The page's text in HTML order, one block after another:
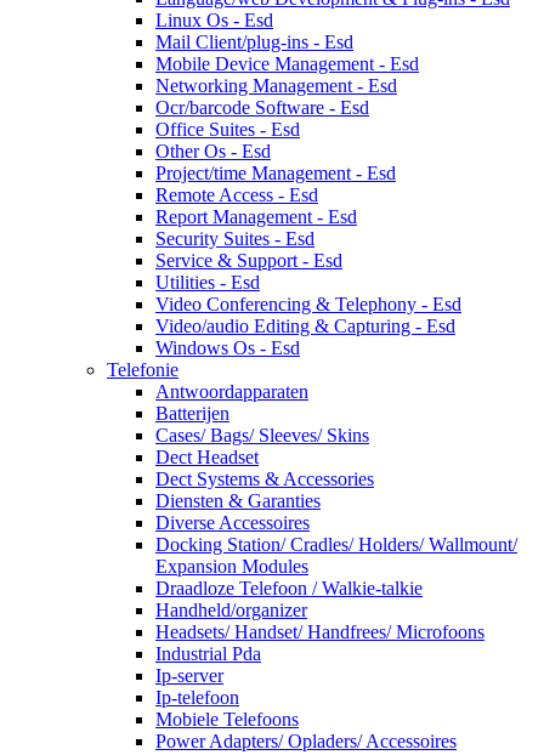
Linux Os - Esd
Mail Client/plug-ins - Esd
Mobile Device Management - Esd
Networking Management - Esd
Ocr/barcode Software - Esd
Office Suites - Esd
Other Os - Esd
Project/time Management - Esd
Remote Access - Esd
Report Management - Esd
Security Suites - Esd
Service & Support - Esd
Utilities - Esd
Video Conferencing & Telephony - Esd
Video/audio Editing & Capturing - Esd
Windows Os - Esd
Telefonie
Antwoordapparaten
Batterijen
Cases/ Bags/ Sleeves/ Skins
Dect Headset
Dect Systems & Accessories
Diensten & Garanties
Diverse Accessoires
Docking Station/ Cradles/ Holders/ Wallmount/
Expansion Modules
Draadloze Telefoon / Walkie-talkie
Handheld/organizer
Headsets/ Handset/ Handfrees/ Microfoons
Industrial Pda
Ip-server
Ip-telefoon
Mobiele Telefoons
Power Adapters/ Opladers/ Accessoires